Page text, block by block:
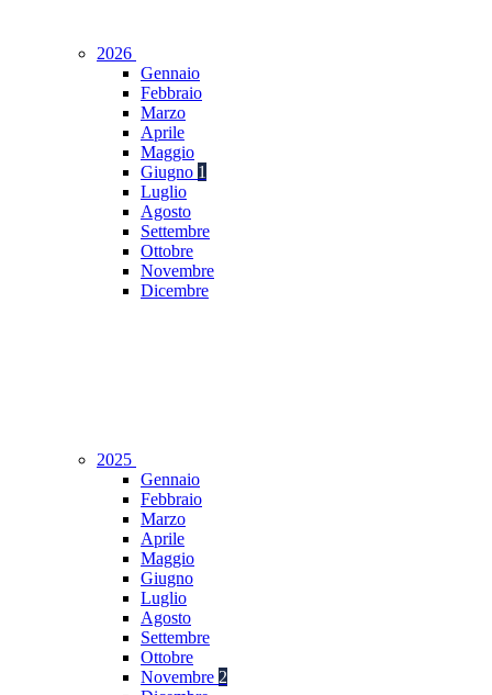
2026
Gennaio
Febbraio
Marzo
Aprile
Maggio
Giugno 1
Luglio
Agosto
Settembre
Ottobre
Novembre
Dicembre
2025
Gennaio
Febbraio
Marzo
Aprile
Maggio
Giugno
Luglio
Agosto
Settembre
Ottobre
Novembre 2